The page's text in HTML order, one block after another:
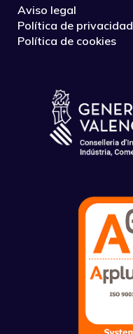
Aviso legal
Política de privacidad
Política de cookies